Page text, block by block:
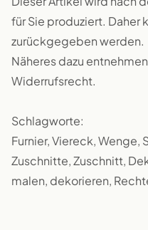
für Sie produziert. Daher
zurückgegeben werden.
Näheres dazu
Widerrufsrecht.
Schlagworte:
Furnier, Viereck, Wenge,
Zuschnitte, Zuschnitt,
malen, dekorieren,